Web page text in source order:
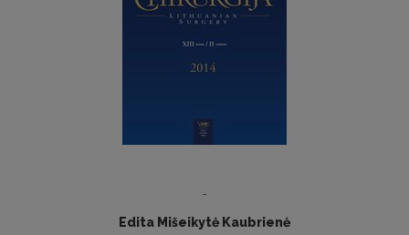
-
Edita Mišeikytė Kaubrienė